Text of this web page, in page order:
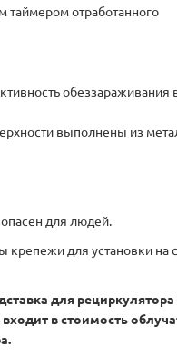
таймером отработанного
обеззараживания
выполнены из
для людей.
крепежи для установки на
для рециркулятора
в стоимость